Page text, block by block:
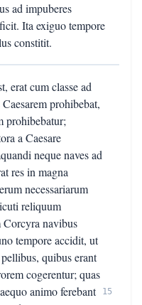
ad impuberes
Ita exiguo tempore
constitit.
erat cum classe ad
prohibebat,
prohibebatur;
a Caesare
neque naves ad
res in magna
necessariarum
reliquum
Corcyra navibus
tempore accidit, ut
quibus erant
cogerentur; quas
animo ferebant
15